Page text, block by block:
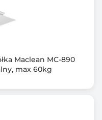
Maclean MC-890
max 60kg